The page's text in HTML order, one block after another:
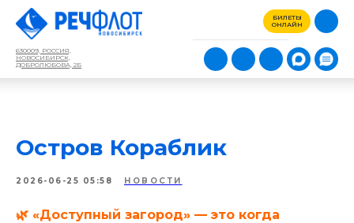
630009, РОССИЯ,
НОВОСИБИРСК,
ДОБРОЛЮБОВА, 2Б
БИЛЕТЫ
ОНЛАЙН
Остров Кораблик
2026-06-25 05:58 НОВОСТИ
🌿 «Доступный загород» — это когда